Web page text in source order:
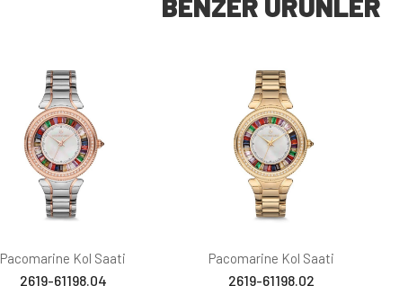
Pacomarine Kol Saati
2619-61198.04
Pacomarine Kol Saati
2619-61198.02